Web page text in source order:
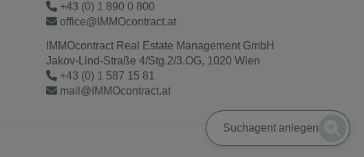
+43 (0) 1 890 0 800
office@IMMOcontract.at
IMMOcontract Real Estate Management GmbH
Jakov-Lind-Straße 4/Stg.2/3.OG, 1020 Wien
+43 (0) 1 587 15 81
mail@IMMOcontract.at
Suchagent anlegen